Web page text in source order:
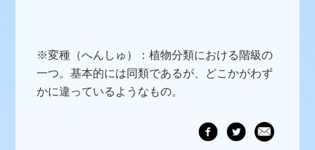
※変種（へんしゅ）：植物分類における階級の
一つ。基本的には同類であるが、どこかがわず
かに違っているようなもの。